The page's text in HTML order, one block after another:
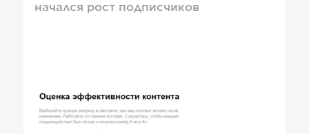
начался рост подписчиков